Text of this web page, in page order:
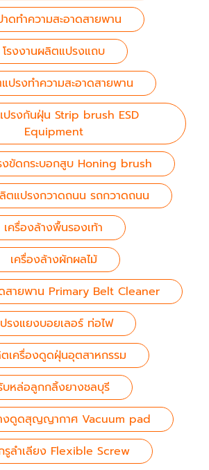
าดทำความสะอาดสายพาน
โรงงานผลิตแปรงแถบ
ปรงทำความสะอาดสายพาน
รงกันฝุ่น Strip brush ESD
Equipment
ขัดกระบอกสูบ Honing brush
ตแปรงกวาดถนน รถกวาดถนน
เครื่องล้างพื้นรองเท้า
เครื่องล้างผักผลไม้
สายพาน Primary Belt Cleaner
รงแยงบอยเลอร์ ท่อไฟ
เครื่องดูดฝุ่นอุตสาหกรรม
บหล่อลูกกลิ้งยางชลบุรี
งดูดสุญญากาศ Vacuum pad
รูลำเลียง Flexible Screw